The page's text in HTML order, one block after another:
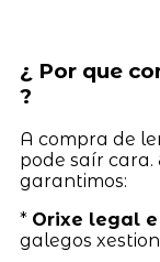
¿ Por que
?
A compra de
pode saír cara.
garantimos:
* Orixe legal
galegos